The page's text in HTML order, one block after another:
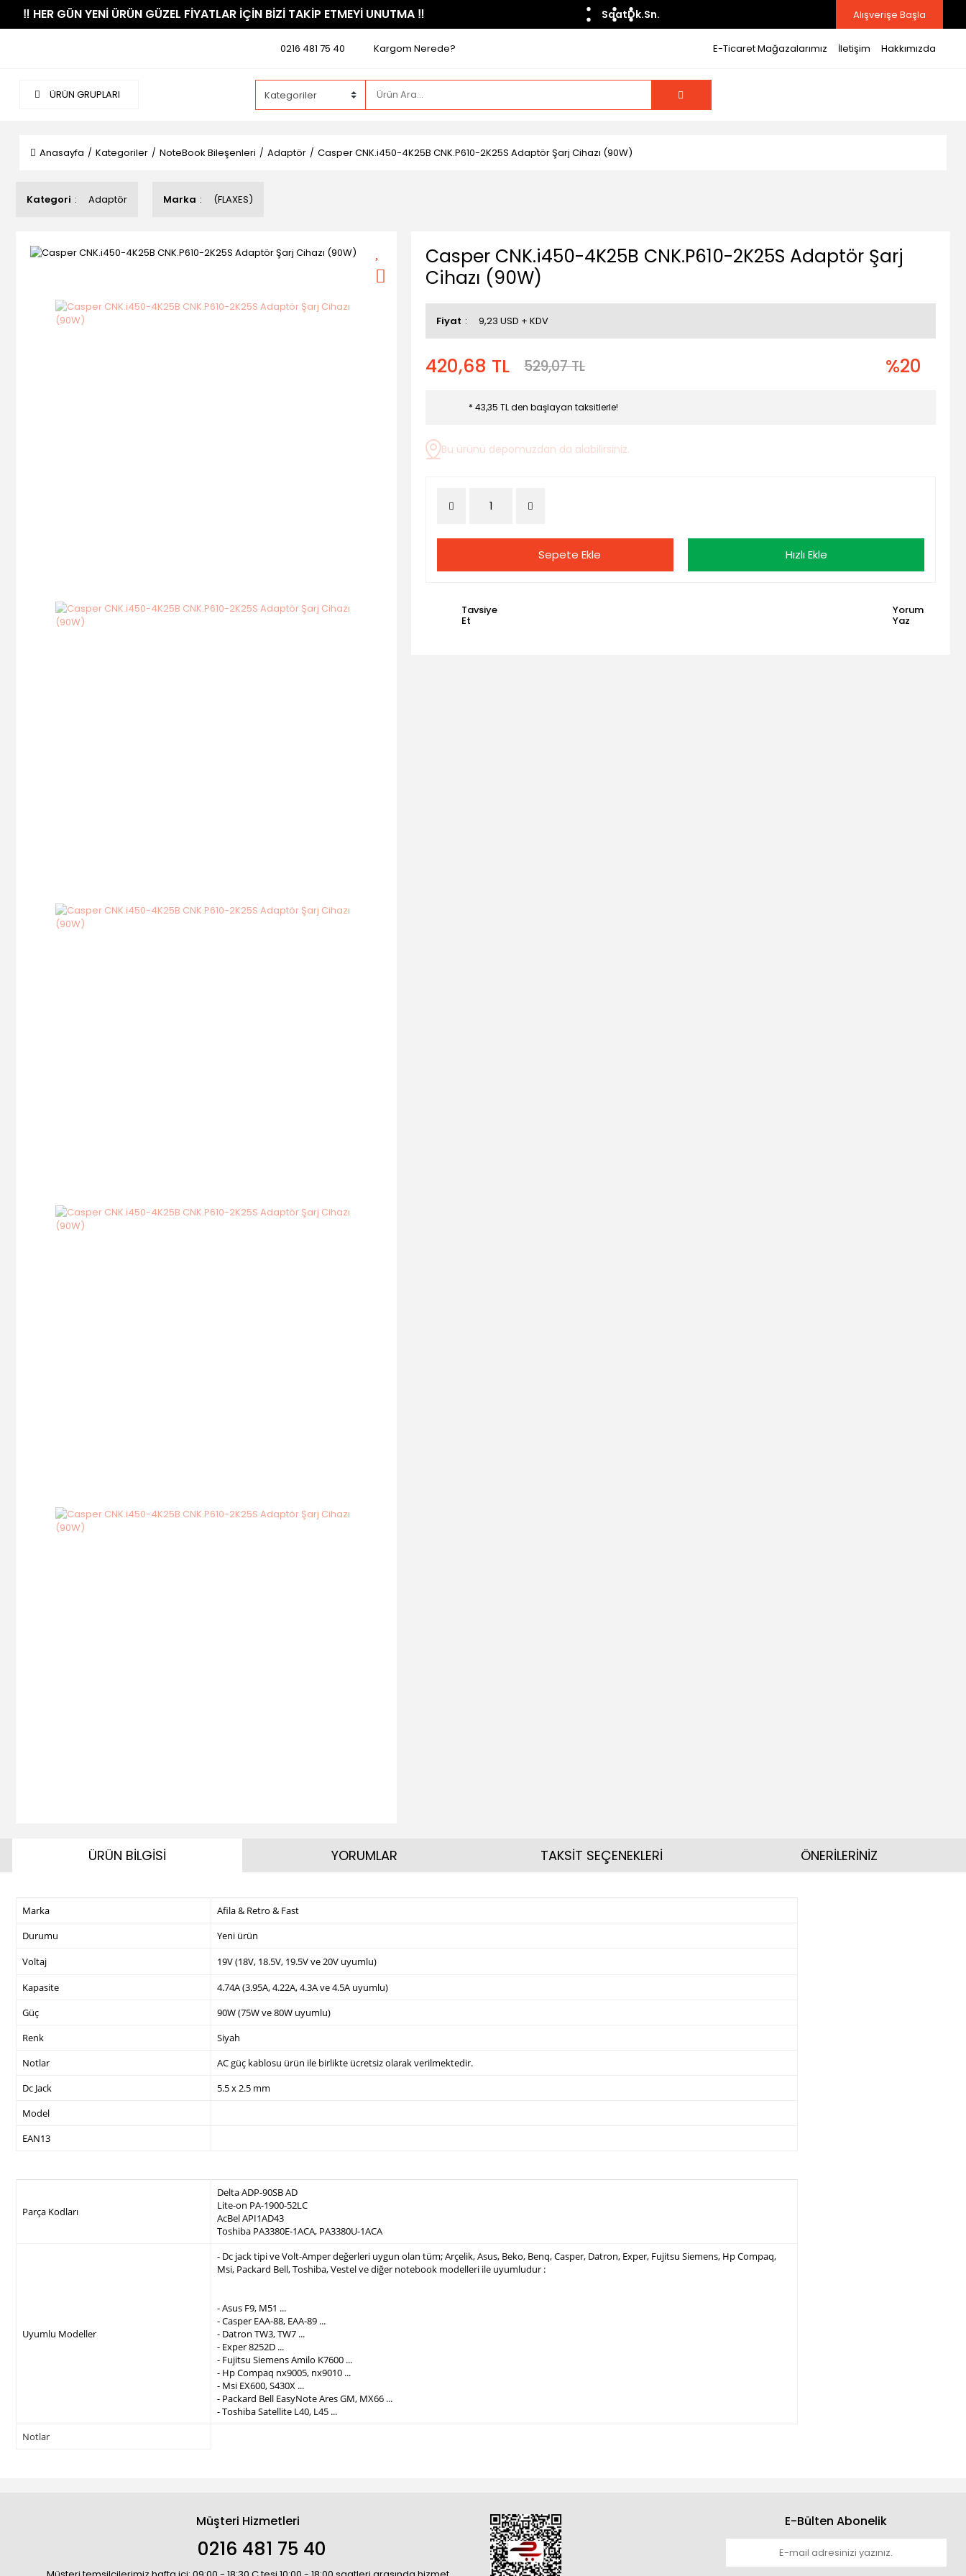
​‼️​ HER GÜN YENİ ÜRÜN GÜZEL FİYATLAR İÇİN BİZİ TAKİP ETMEYİ UNUTMA ​‼️​ SaatDk.Sn. Alışverişe Başla
0216 481 75 40 Kargom Nerede? E-Ticaret Mağazalarımız İletişim Hakkımızda
ÜRÜN GRUPLARI
Anasayfa Kategoriler NoteBook Bileşenleri Adaptör Casper CNK.i450-4K25B CNK.P610-2K25S Adaptör Şarj Cihazı (90W)
Kategori Adaptör Marka (FLAXES)
Casper CNK.i450-4K25B CNK.P610-2K25S Adaptör Şarj
Cihazı (90W)
Fiyat 9,23 USD + KDV
420,68 TL 529,07 TL %20
* 43,35 TL den başlayan taksitlerle!
Bu ürünü depomuzdan da alabilirsiniz.
Sepete Ekle Hızlı Ekle
Tavsiye
Et
Yorum
Yaz
ÜRÜN BİLGİSİ
Marka
Afila & Retro & Fast
Durumu
Yeni ürün
Voltaj
19V (18V, 18.5V, 19.5V ve 20V uyumlu)
Kapasite
4.74A (3.95A, 4.22A, 4.3A ve 4.5A uyumlu)
Güç
90W (75W ve 80W uyumlu)
Renk
Siyah
Notlar
AC güç kablosu ürün ile birlikte ücretsiz olarak verilmektedir.
Dc Jack
5.5 x 2.5 mm
Model
EAN13
Parça Kodları
Delta ADP-90SB AD
Lite-on PA-1900-52LC
AcBel API1AD43
Toshiba PA3380E-1ACA, PA3380U-1ACA
Uyumlu Modeller
- Dc jack tipi ve Volt-Amper değerleri uygun olan tüm; Arçelik, Asus, Beko, Benq, Casper, Datron, Exper, Fujitsu Siemens, Hp Compaq,
Msi, Packard Bell, Toshiba, Vestel ve diğer notebook modelleri ile uyumludur :
- Asus F9, M51 ...
- Casper EAA-88, EAA-89 ...
- Datron TW3, TW7 ...
- Exper 8252D ...
- Fujitsu Siemens Amilo K7600 ...
- Hp Compaq nx9005, nx9010 ...
- Msi EX600, S430X ...
- Packard Bell EasyNote Ares GM, MX66 ...
- Toshiba Satellite L40, L45 ...
Notlar
YORUMLAR TAKSİT SEÇENEKLERİ ÖNERİLERİNİZ
Müşteri Hizmetleri
0216 481 75 40
E-Bülten Abonelik